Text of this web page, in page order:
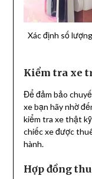
Xác định số
Kiểm tra xe
Để đảm bảo
xe bạn hãy nhờ
kiểm tra xe thật
chiếc xe được
hành.
Hợp đồng